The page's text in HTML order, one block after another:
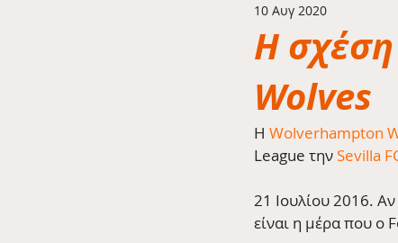
Geography Wednesdays
Η
Wolves
10 Αυγ 2020
Η Wolverhampton
League την Sevilla
21 Ιουλίου 2016.
είναι η μέρα που ο